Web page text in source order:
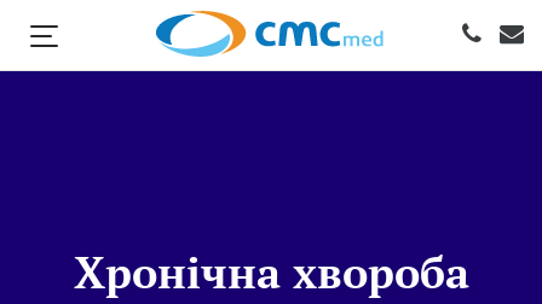
Хронічна хвороба